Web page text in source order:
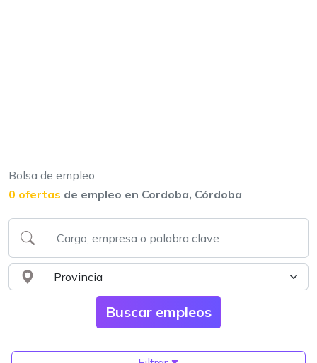
Bolsa de empleo
0 ofertas de empleo en Cordoba, Córdoba